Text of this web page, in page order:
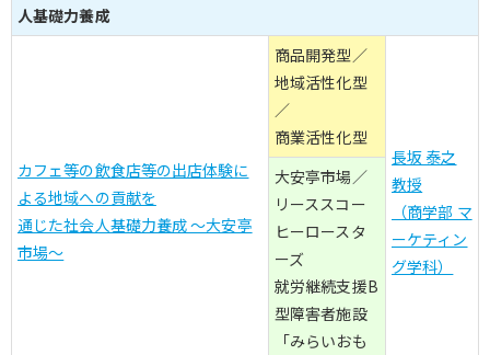
人基礎力養成
カフェ等の飲食店等の出店体験に
よる地域への貢献を
通じた社会人基礎力養成 ～大安亭
市場～
商品開発型／
地域活性化型
／
商業活性化型
長坂 泰之
教授
（商学部 マ
ーケティン
グ学科）
大安亭市場／
リーススコー
ヒーロースタ
ーズ
就労継続支援B
型障害者施設
「みらいおも